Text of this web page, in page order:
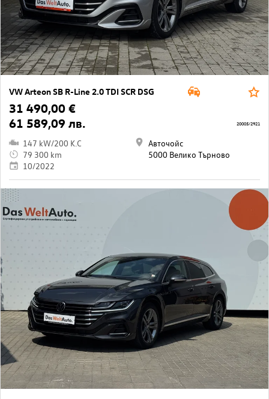
VW Arteon SB R-Line 2.0 TDI SCR DSG
31 490,00 €
61 589,09 лв.
147 kW/200 K.C
79 300 km
10/2022
Авточойс
5000 Велико Търново
20005/2921